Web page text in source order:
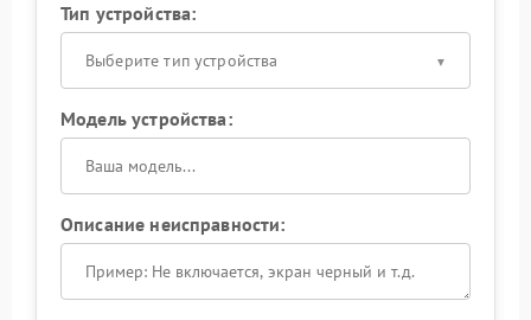
Тип устройства:
Выберите тип устройства
Модель устройства:
Описание неисправности: